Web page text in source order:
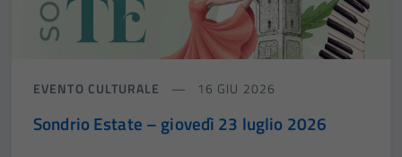
EVENTO CULTURALE 16 GIU 2026
Sondrio Estate – giovedì 23 luglio 2026